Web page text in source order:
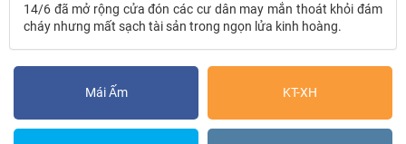
14/6 đã mở rộng cửa đón các cư dân may mắn thoát khỏi đám
cháy nhưng mất sạch tài sản trong ngọn lửa kinh hoàng.
Mái Ấm KT-XH